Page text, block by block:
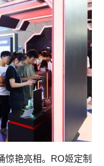
惊艳亮相。RO姬定制